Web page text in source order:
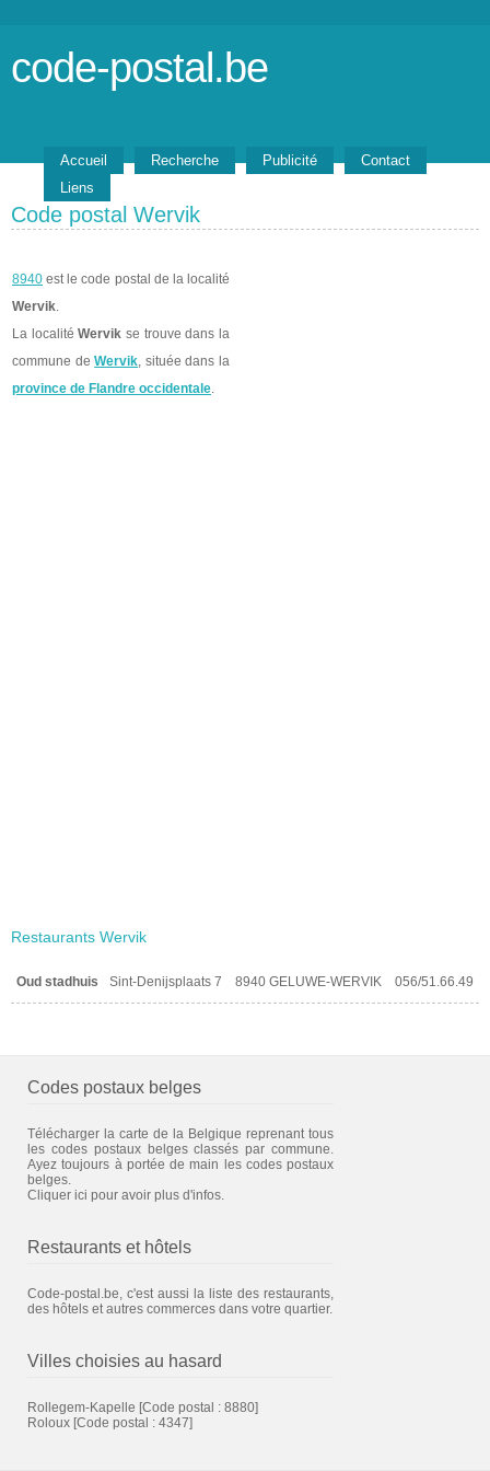
code-postal.be
Accueil Recherche Publicité
Contact
Liens
Code postal Wervik
8940 est le code postal de la localité
Wervik.
La localitéWervik se trouve dans la
commune deWervik, située dans la
province de Flandre occidentale.
Restaurants Wervik
Oud stadhuis Sint-Denijsplaats 7 8940 GELUWE-WERVIK 056/51.66.49
Codes postaux belges
Télécharger la carte de la Belgique reprenant tous
les codes postaux belges classés par commune.
Ayez toujours à portée de main les codes postaux
belges.
Cliquer ici pour avoir plus d'infos.
Restaurants et hôtels
Code-postal.be, c'est aussi la liste des restaurants,
des hôtels et autres commerces dans votre quartier.
Villes choisies au hasard
Rollegem-Kapelle [Code postal : 8880]
Roloux [Code postal : 4347]